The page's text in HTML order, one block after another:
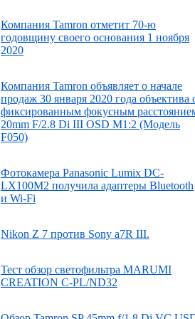
Компания Tamron отметит 70-ю
годовщину своего основания 1 ноября
2020
Компания Tamron объявляет о начале
продаж 30 января 2020 года объектива
фиксированным фокусным
20mm F/2.8 Di III OSD M1:2 (Модель
F050)
Фотокамера Panasonic Lumix DC-
LX100M2 получила адаптеры Bluetooth
и Wi-Fi
Nikon Z 7 против Sony a7R III.
Тест обзор светофильтра MARUMI
CREATION C-PL/ND32